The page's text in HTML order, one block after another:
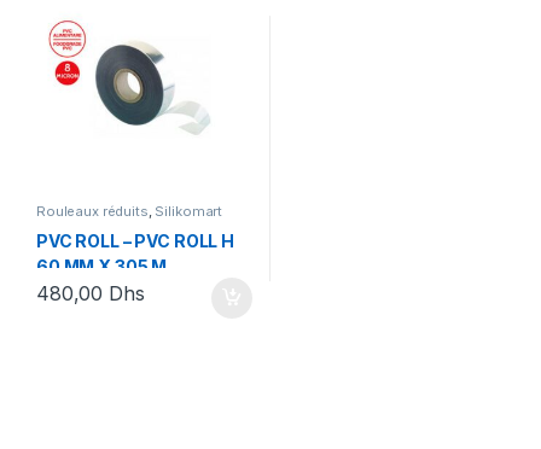
Rouleaux réduits, Silikomart
PVC ROLL – PVC ROLL H
60 MM X 305 M
480,00 Dhs